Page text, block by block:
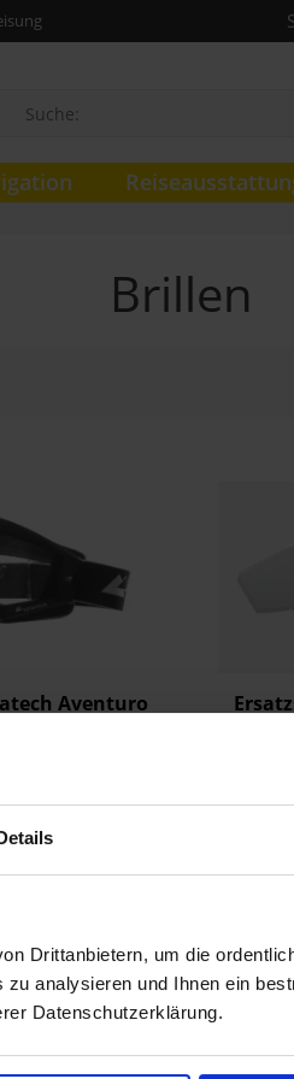
Drittanbietern, um die
analysieren und Ihnen ein
Datenschutzerklärung.
Brillen
Aventuro
Produkt